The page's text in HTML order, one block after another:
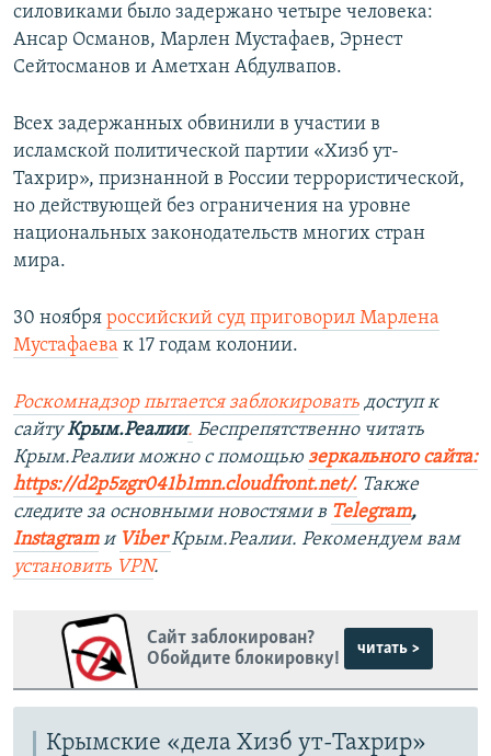
силовиками было задержано четыре человека:
Ансар Османов, Марлен Мустафаев, Эрнест
Сейтосманов и Аметхан Абдулвапов.
Всех задержанных обвинили в участии в
исламской политической партии «Хизб ут-
Тахрир», признанной в России террористической,
но действующей без ограничения на уровне
национальных законодательств многих стран
мира.
30 ноября российский суд приговорил Марлена
Мустафаева к 17 годам колонии.
Роскомнадзор пытается заблокировать доступ к
сайтуКрым.Реалии. Беспрепятственно читать
Крым.Реалии можно с помощью зеркального сайта:
https://d2p5zgr041b1mn.cloudfront.net/. Также
следите за основными новостями в Telegram,
Instagram и ViberКрым.Реалии. Рекомендуем вам
установить VPN.
Сайт заблокирован?
Обойдите блокировку!
читать >
Крымские «дела Хизб ут-Тахрир»